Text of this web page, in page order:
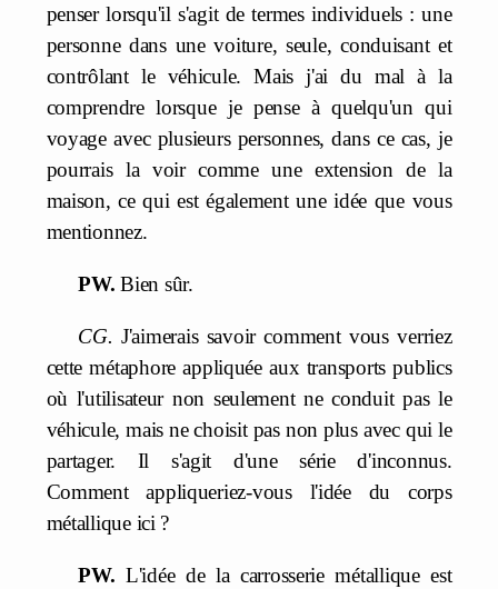
penser lorsqu'il s'agit de termes individuels : une
personne dans une voiture, seule, conduisant et
contrôlant le véhicule. Mais j'ai du mal à la
comprendre lorsque je pense à quelqu'un qui
voyage avec plusieurs personnes, dans ce cas, je
pourrais la voir comme une extension de la
maison, ce qui est également une idée que vous
mentionnez.
PW.Bien sûr.
CG. J'aimerais savoir comment vous verriez
cette métaphore appliquée aux transports publics
où l'utilisateur non seulement ne conduit pas le
véhicule, mais ne choisit pas non plus avec qui le
partager. Il s'agit d'une série d'inconnus.
Comment appliqueriez-vous l'idée du corps
métallique ici ?
PW.L'idée de la carrosserie métallique est